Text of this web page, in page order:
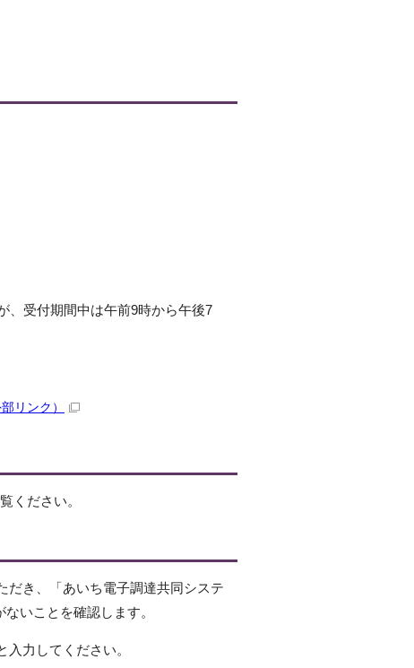
、受付期間中は午前9時から午後7
部リンク）
ください。
だき、「あいち電子調達共同システ
いことを確認します。
入力してください。